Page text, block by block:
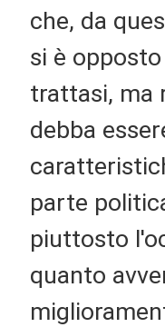
che, da
si è
trattasi, ma
debba
parte
piuttosto
quanto